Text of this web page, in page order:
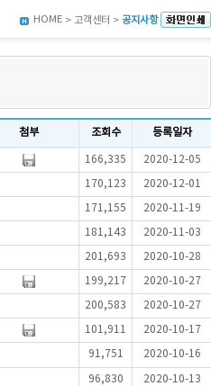
HOME > 고객센터 > 공지사항
첨부 조회수 등록일자
166,335 2020-12-05
170,123 2020-12-01
171,155 2020-11-19
181,143 2020-11-03
201,693 2020-10-28
199,217 2020-10-27
200,583 2020-10-27
101,911 2020-10-17
91,751 2020-10-16
96,830 2020-10-13